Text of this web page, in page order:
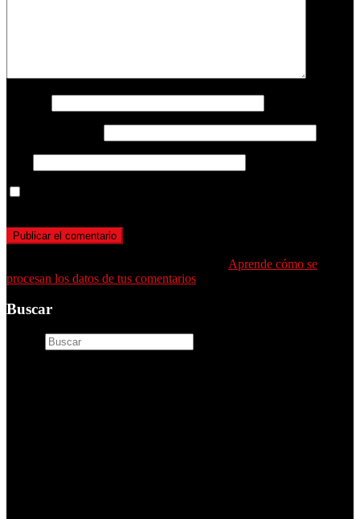
Aprende cómo se
procesan los datos de tus comentarios
Buscar